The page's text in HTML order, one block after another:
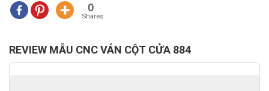
0
Shares
REVIEW MẪU CNC VÁN CỘT CỬA 884